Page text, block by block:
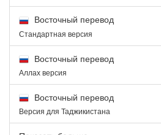
Восточный перевод
Стандартная версия
Восточный перевод
Аллах версия
Восточный перевод
Версия для Таджикистана